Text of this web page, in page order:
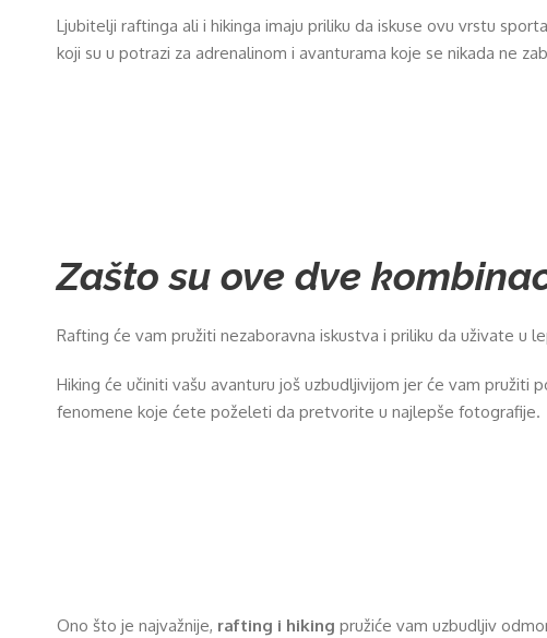
Ljubitelji raftinga ali i hikinga imaju priliku da iskuse ovu vrstu
koji su u potrazi za adrenalinom i avanturama koje se nikada ne
Zašto su ove dve
Rafting će vam pružiti nezaboravna iskustva i priliku da uživate u
Hiking će učiniti vašu avanturu još uzbudljivijom jer će vam
fenomene koje ćete poželeti da pretvorite u najlepše fotografije.
Ono što je najvažnije, rafting i hiking pružiće vam uzbudljiv